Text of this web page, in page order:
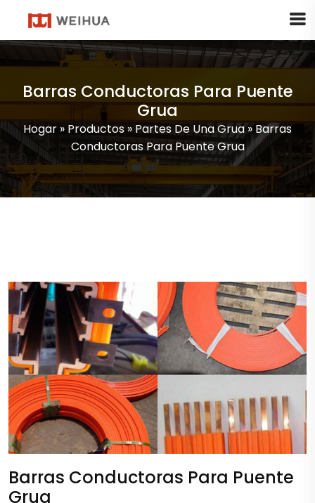
Barras Conductoras Para Puente
Grua
Hogar » Productos» Partes De Una Grua»Barras
Conductoras Para Puente Grua
Barras Conductoras Para Puente
Grua